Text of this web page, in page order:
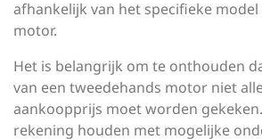
afhankelijk van het specifieke
motor.
Het is belangrijk om te onthouden
van een tweedehands motor niet
aankoopprijs moet worden
rekening houden met mogelijke